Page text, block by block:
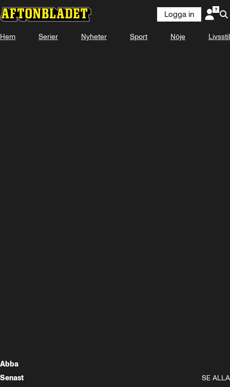
Logga in
Hem Serier Nyheter Sport Nöje Livsstil
Abba
Senast
SE ALLA